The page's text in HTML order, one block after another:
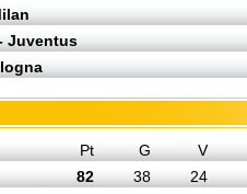
Juventus
Pt G
V
82 38
24